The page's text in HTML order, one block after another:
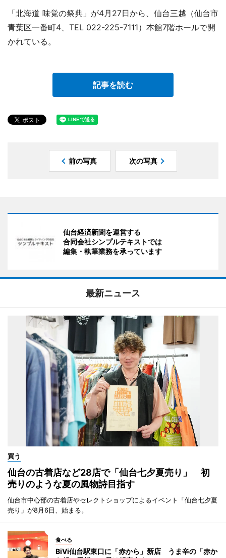
「北海道 味覚の祭典」が4月27日から、仙台三越（仙台市
青葉区一番町4、TEL 022-225-7111）本館7階ホールで開
かれている。
記事を読む
前の写真 次の写真
仙台経済新聞を運営する
合同会社シンプルテキストでは
編集・執筆業務を承っています
最新ニュース
買う
仙台の古着店など28店で「仙台七夕夏売り」 初
売りのような夏の風物詩目指す
仙台市中心部の古着店やセレクトショップによるイベント「仙台七夕夏
売り」が8月6日、始まる。
食べる
BiVi仙台駅東口に「赤から」新店 うま辛の「赤か